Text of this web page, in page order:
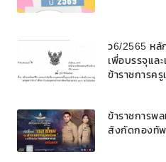
ว6/2565 หลั
เพื่อบรรจุแล
ข้าราชการค
ราชวิทยาลัย
การศึกษาขั้น
ข้าราชการพ
สังกัดกองทั